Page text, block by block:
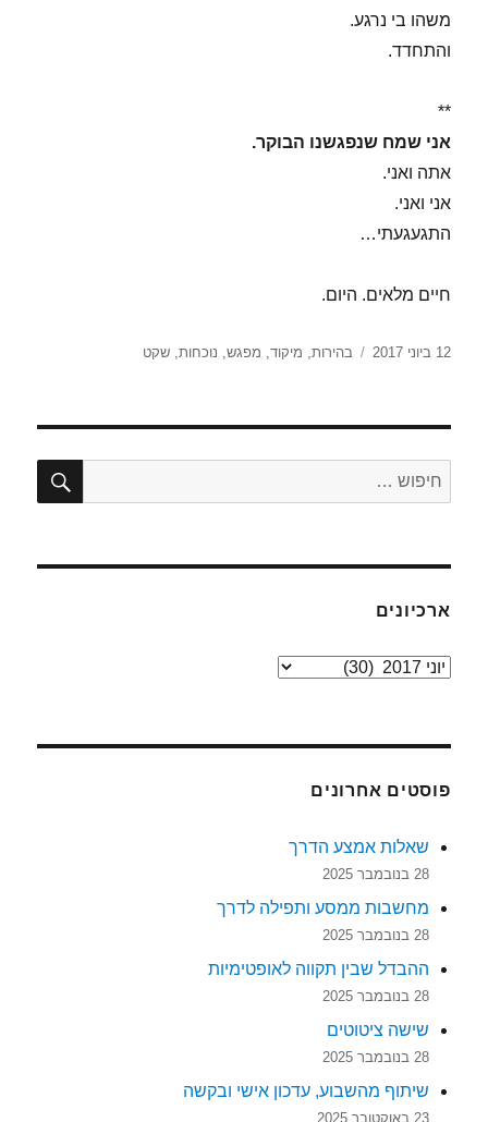
משהו בי נרגע.
והתחדד.
**
אני שמח שנפגשנו הבוקר.
אתה ואני.
אני ואני.
התגעגעתי…
חיים מלאים. היום.
פורסם
12 ביוני 2017 תגיות
בהירות, מיקוד, מפגש, נוכחות,שקט
חפש:
ארכיונים
ארכיונים
פוסטים אחרונים
שאלות אמצע הדרך
28 בנובמבר 2025
מחשבות ממסע ותפילה לדרך
28 בנובמבר 2025
ההבדל שבין תקווה לאופטימיות
28 בנובמבר 2025
שישה ציטוטים
28 בנובמבר 2025
שיתוף מהשבוע, עדכון אישי ובקשה
23 באוקטובר 2025